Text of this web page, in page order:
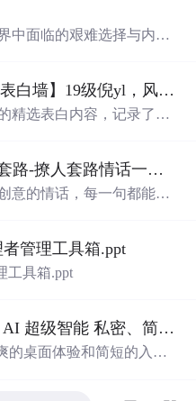
中面临的艰难选择与内心
用devc++表白_【理工大表白墙】19级倪yl，风吹起如花般破碎的流年，而你的笑容摇晃摇晃，成为我命途中最美的点缀...
精选表白内容，记录了学
用计算机撩人套路,撩人套路-撩人套路情话一问一答 - 个性说说吧
意的情话，每一句都能触
者管理工具箱.ppt
工具箱.ppt
OpenHuman 是你的个人 AI 超级智能 私密、简洁、极其强大
桌面体验和简短的入门